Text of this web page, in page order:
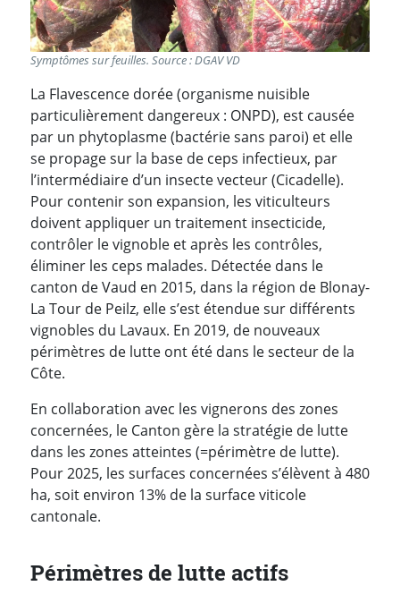
Symptômes sur feuilles. Source : DGAV VD
La Flavescence dorée (organisme nuisible
particulièrement dangereux : ONPD), est causée
par un phytoplasme (bactérie sans paroi) et elle
se propage sur la base de ceps infectieux, par
l’intermédiaire d’un insecte vecteur (Cicadelle).
Pour contenir son expansion, les viticulteurs
doivent appliquer un traitement insecticide,
contrôler le vignoble et après les contrôles,
éliminer les ceps malades. Détectée dans le
canton de Vaud en 2015, dans la région de Blonay-
La Tour de Peilz, elle s’est étendue sur différents
vignobles du Lavaux. En 2019, de nouveaux
périmètres de lutte ont été dans le secteur de la
Côte.
En collaboration avec les vignerons des zones
concernées, le Canton gère la stratégie de lutte
dans les zones atteintes (=périmètre de lutte).
Pour 2025, les surfaces concernées s’élèvent à 480
ha, soit environ 13% de la surface viticole
cantonale.
Périmètres de lutte actifs